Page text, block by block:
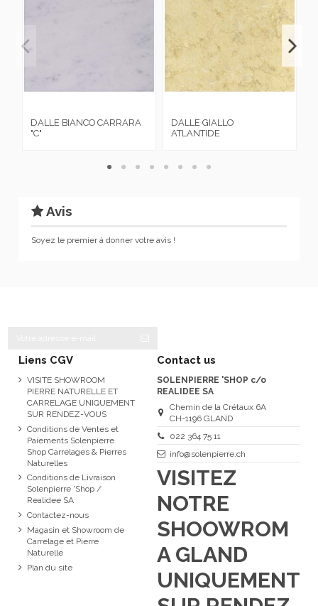
DALLE BIANCO CARRARA
"C"
DALLE GIALLO
ATLANTIDE
Avis
Soyez le premier à donner votre avis !
Liens CGV
VISITE SHOWROOM
PIERRE NATURELLE ET
CARRELAGE UNIQUEMENT
SUR RENDEZ-VOUS
Conditions de Ventes et
Paiements Solenpierre
Shop Carrelages & Pierres
Naturelles
Conditions de Livraison
Solenpierre 'Shop /
Realidee SA
Contactez-nous
Magasin et Showroom de
Carrelage et Pierre
Naturelle
Plan du site
Contact us
SOLENPIERRE 'SHOP c/o
REALIDEE SA
Chemin de la Crétaux 6A
CH-1196 GLAND
022 364 75 11
info@solenpierre.ch
VISITEZ
NOTRE
SHOOWROM
A GLAND
UNIQUEMENT